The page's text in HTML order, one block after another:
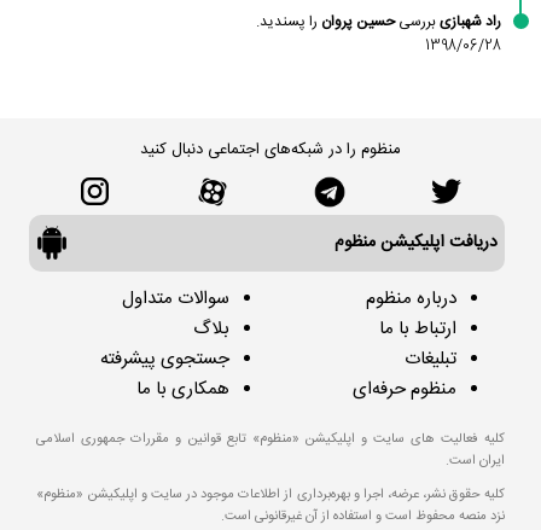
راد شهبازیبررسیحسین پروان را پسندید.
1398/06/28
منظوم را در شبکه‌های اجتماعی دنبال کنید
دریافت اپلیکیشن منظوم
درباره منظوم
ارتباط با ما
تبلیغات
منظوم حرفه‌ای
سوالات متداول
بلاگ
جستجوی پیشرفته
همکاری با ما
کلیه فعالیت های سایت و اپلیکیشن «منظوم» تابع قوانین و مقررات جمهوری اسلامی
ایران است.
کلیه حقوق نشر، عرضه، اجرا و بهره‌برداری از اطلاعات موجود در سایت و اپلیکیشن «منظوم»
نزد منصه محفوظ است و استفاده از آن غیرقانونی است.